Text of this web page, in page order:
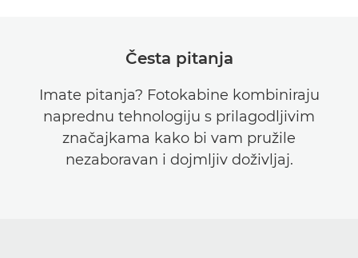
Česta pitanja
Imate pitanja? Fotokabine kombiniraju
naprednu tehnologiju s prilagodljivim
značajkama kako bi vam pružile
nezaboravan i dojmljiv doživljaj.